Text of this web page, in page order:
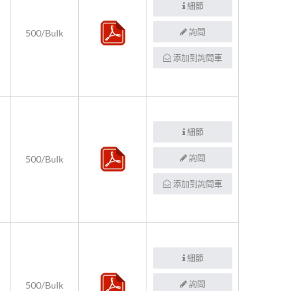
500/Bulk
細節
詢問
添加到詢問車
500/Bulk
細節
詢問
添加到詢問車
500/Bulk
細節
詢問